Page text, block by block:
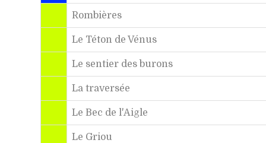
Rombières
Le Téton de Vénus
Le sentier des burons
La traversée
Le Bec de l'Aigle
Le Griou